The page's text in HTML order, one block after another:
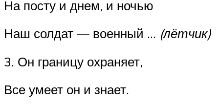
На посту и днем, и ночью
Наш солдат — военный … (лётчик)
3. Он границу охраняет,
Все умеет он и знает.